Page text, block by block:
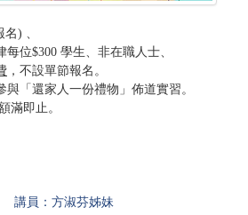
) 、
位$300 學生、非在職人士、
，不設單節報名。
還家人一份禮物」佈道實習。
即止。
講員：方淑芬姊妹